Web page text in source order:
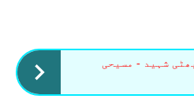
شہید - مسیحی